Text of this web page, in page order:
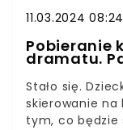
11.03.2024 08:24
Pobieranie
dramatu.
Stało się.
skierowanie
tym, co będzie